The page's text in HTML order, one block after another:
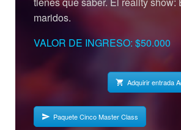
maridos.
VALOR DE INGRESO: $50.000
Adquirir entrada
Paquete Cinco Master Class